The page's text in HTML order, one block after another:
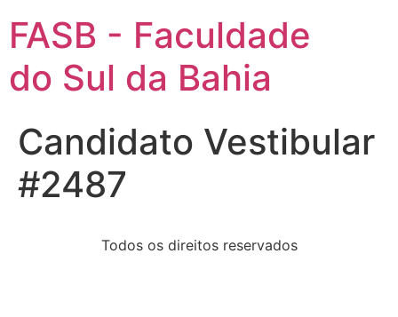
FASB - Faculdade
do Sul da Bahia
Candidato Vestibular
#2487
Todos os direitos reservados